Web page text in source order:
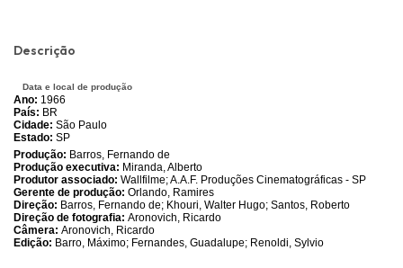
Descrição
Data e local de produção
Ano: 1966
País: BR
Cidade: São Paulo
Estado: SP
Produção: Barros, Fernando de
Produção executiva: Miranda, Alberto
Produtor associado: Wallfilme; A.A.F. Produções Cinematográficas - SP
Gerente de produção: Orlando, Ramires
Direção: Barros, Fernando de; Khouri, Walter Hugo; Santos, Roberto
Direção de fotografia: Aronovich, Ricardo
Câmera: Aronovich, Ricardo
Edição: Barro, Máximo; Fernandes, Guadalupe; Renoldi, Sylvio